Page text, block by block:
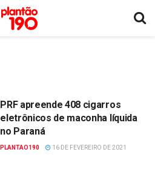
PRF apreende 408 cigarros
eletrônicos de maconha líquida
no Paraná
PLANTAO190 16 DE FEVEREIRO DE 2021